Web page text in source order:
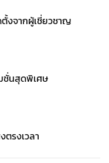
ตั้งจากผู้เชี่ยวชาญ
ชั่นสุดพิเศษ
รงเวลา